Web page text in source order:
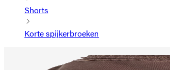
Shorts
Korte spijkerbroeken